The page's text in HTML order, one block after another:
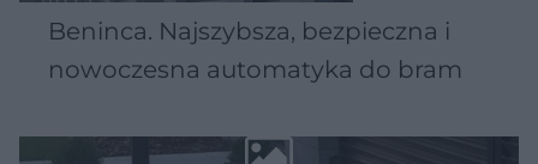
Beninca. Najszybsza, bezpieczna i
nowoczesna automatyka do bram